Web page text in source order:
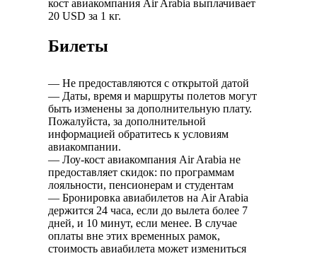
кост авиакомпания Air Arabia выплачивает
20 USD за 1 кг.
Билеты
— Не предоставляются с открытой датой
— Даты, время и маршруты полетов могут
быть изменены за дополнительную плату.
Пожалуйста, за дополнительной
информацией обратитесь к условиям
авиакомпании.
— Лоу-кост авиакомпания Air Arabia не
предоставляет скидок: по программам
лояльности, пенсионерам и студентам
— Бронировка авиабилетов на Air Arabia
держится 24 часа, если до вылета более 7
дней, и 10 минут, если менее. В случае
оплаты вне этих временных рамок,
стоимость авиабилета может измениться